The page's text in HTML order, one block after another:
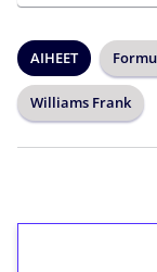
AIHEET
Williams Frank